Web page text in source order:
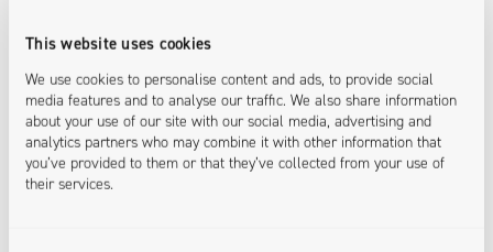
This website uses cookies
We use cookies to personalise content and ads, to provide social
media features and to analyse our traffic. We also share information
about your use of our site with our social media, advertising and
analytics partners who may combine it with other information that
you’ve provided to them or that they’ve collected from your use of
their services.
Wettbewerbsfähigkeit und optimiert den Umsatz
sowie das Margenniveau.
<offer.optimized>